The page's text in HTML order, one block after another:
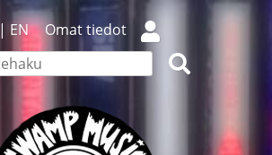
| EN Omat tiedot